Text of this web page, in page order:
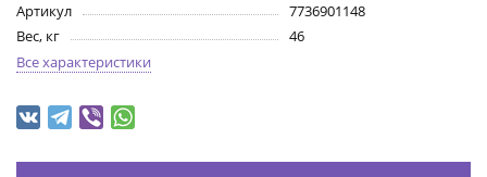
Артикул
7736901148
Вес, кг
46
Все характеристики